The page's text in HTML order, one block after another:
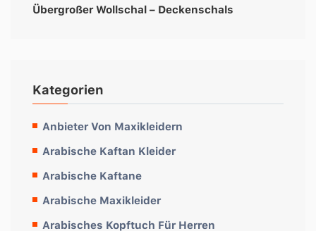
Übergroßer Wollschal – Deckenschals
Kategorien
Anbieter Von Maxikleidern
Arabische Kaftan Kleider
Arabische Kaftane
Arabische Maxikleider
Arabisches Kopftuch Für Herren